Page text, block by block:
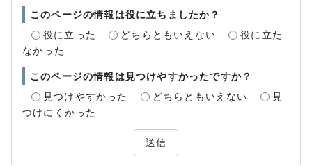
このページの情報は役に立ちましたか？
役に立った
どちらともいえない
役に立た
なかった
このページの情報は見つけやすかったですか？
見つけやすかった
どちらともいえない
見
つけにくかった
送信